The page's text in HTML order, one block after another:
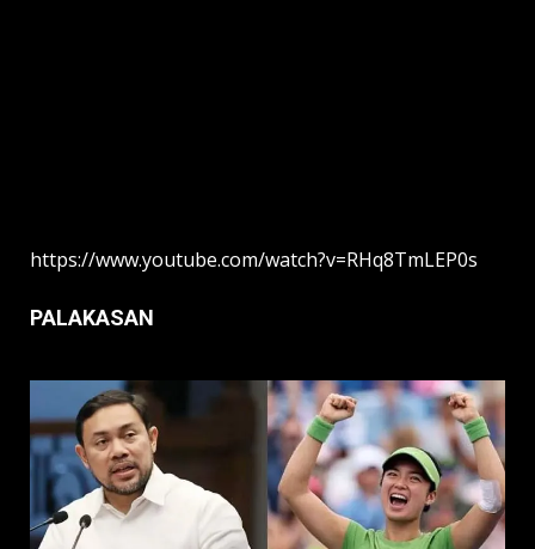
https://www.youtube.com/watch?v=RHq8TmLEP0s
PALAKASAN